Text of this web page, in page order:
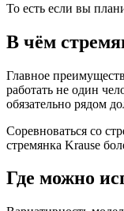
То есть если вы
В чём
Главное
работать не один
обязательно рядом
Соревноваться со
стремянка Krause
Где можно